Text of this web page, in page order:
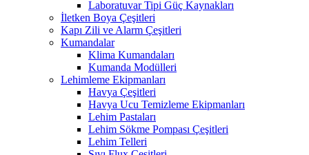
Laboratuvar Tipi Güç Kaynakları
İletken Boya Çeşitleri
Kapı Zili ve Alarm Çeşitleri
Kumandalar
Klima Kumandaları
Kumanda Modülleri
Lehimleme Ekipmanları
Havya Çeşitleri
Havya Ucu Temizleme Ekipmanları
Lehim Pastaları
Lehim Sökme Pompası Çeşitleri
Lehim Telleri